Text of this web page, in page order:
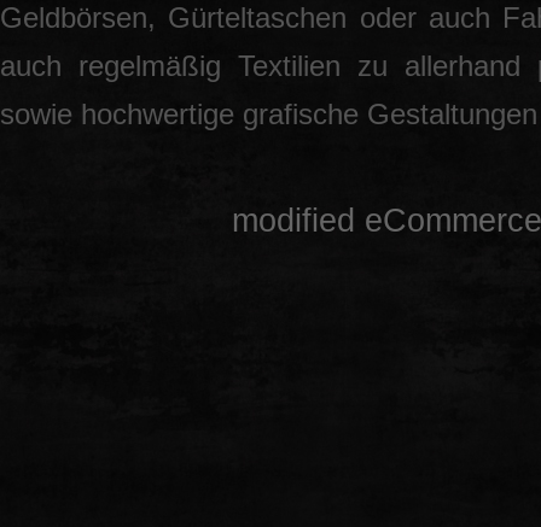
Geldbörsen, Gürteltaschen oder auch
auch regelmäßig Textilien zu allerhand
sowie hochwertige grafische
mod ified